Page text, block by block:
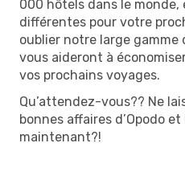
000 hôtels dans le
différentes pour votre
oublier notre large gamme
vous aideront à
vos prochains voyages.
Qu’attendez-vous?? Ne
bonnes affaires d’Opodo
maintenant?!